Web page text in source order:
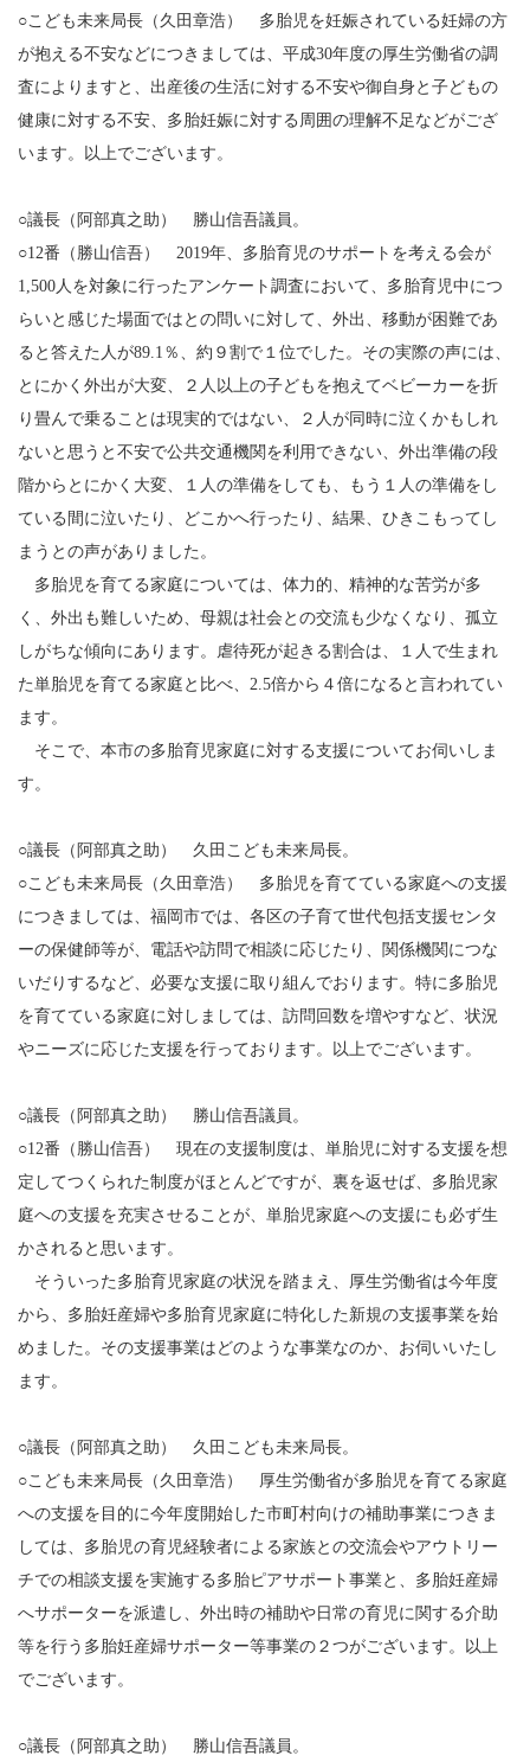
○こども未来局長（久田章浩） 多胎児を妊娠されている妊婦の方
が抱える不安などにつきましては、平成30年度の厚生労働省の調
査によりますと、出産後の生活に対する不安や御自身と子どもの
健康に対する不安、多胎妊娠に対する周囲の理解不足などがござ
います。以上でございます。
○議長（阿部真之助） 勝山信吾議員。
○12番（勝山信吾） 2019年、多胎育児のサポートを考える会が
1,500人を対象に行ったアンケート調査において、多胎育児中につ
らいと感じた場面ではとの問いに対して、外出、移動が困難であ
ると答えた人が89.1％、約９割で１位でした。その実際の声には、
とにかく外出が大変、２人以上の子どもを抱えてベビーカーを折
り畳んで乗ることは現実的ではない、２人が同時に泣くかもしれ
ないと思うと不安で公共交通機関を利用できない、外出準備の段
階からとにかく大変、１人の準備をしても、もう１人の準備をし
ている間に泣いたり、どこかへ行ったり、結果、ひきこもってし
まうとの声がありました。
多胎児を育てる家庭については、体力的、精神的な苦労が多
く、外出も難しいため、母親は社会との交流も少なくなり、孤立
しがちな傾向にあります。虐待死が起きる割合は、１人で生まれ
た単胎児を育てる家庭と比べ、2.5倍から４倍になると言われてい
ます。
そこで、本市の多胎育児家庭に対する支援についてお伺いしま
す。
○議長（阿部真之助） 久田こども未来局長。
○こども未来局長（久田章浩） 多胎児を育てている家庭への支援
につきましては、福岡市では、各区の子育て世代包括支援センタ
ーの保健師等が、電話や訪問で相談に応じたり、関係機関につな
いだりするなど、必要な支援に取り組んでおります。特に多胎児
を育てている家庭に対しましては、訪問回数を増やすなど、状況
やニーズに応じた支援を行っております。以上でございます。
○議長（阿部真之助） 勝山信吾議員。
○12番（勝山信吾） 現在の支援制度は、単胎児に対する支援を想
定してつくられた制度がほとんどですが、裏を返せば、多胎児家
庭への支援を充実させることが、単胎児家庭への支援にも必ず生
かされると思います。
そういった多胎育児家庭の状況を踏まえ、厚生労働省は今年度
から、多胎妊産婦や多胎育児家庭に特化した新規の支援事業を始
めました。その支援事業はどのような事業なのか、お伺いいたし
ます。
○議長（阿部真之助） 久田こども未来局長。
○こども未来局長（久田章浩） 厚生労働省が多胎児を育てる家庭
への支援を目的に今年度開始した市町村向けの補助事業につきま
しては、多胎児の育児経験者による家族との交流会やアウトリー
チでの相談支援を実施する多胎ピアサポート事業と、多胎妊産婦
へサポーターを派遣し、外出時の補助や日常の育児に関する介助
等を行う多胎妊産婦サポーター等事業の２つがございます。以上
でございます。
○議長（阿部真之助） 勝山信吾議員。